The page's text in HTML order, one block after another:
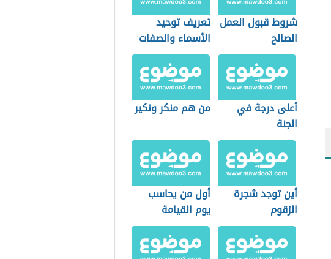
شروط قبول العمل
الصالح
تعريف توحيد
الأسماء والصفات
أعلى درجة في
الجنة
من هم منكر ونكير
أين توجد شجرة
الزقوم
أول من يحاسب
يوم القيامة